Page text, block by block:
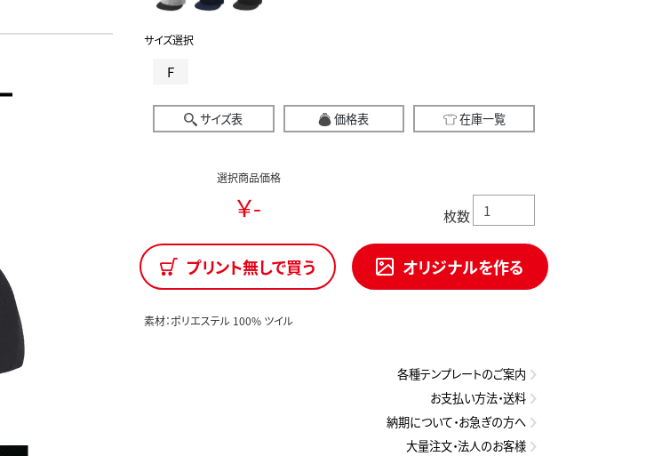
サイズ選択
F
サイズ表 価格表 在庫一覧
選択商品価格
￥- 枚数
プリント無しで買う オリジナルを作る
素材：ポリエステル 100% ツイル
各種テンプレートのご案内
お支払い方法・送料
納期について・お急ぎの方へ
大量注文・法人のお客様